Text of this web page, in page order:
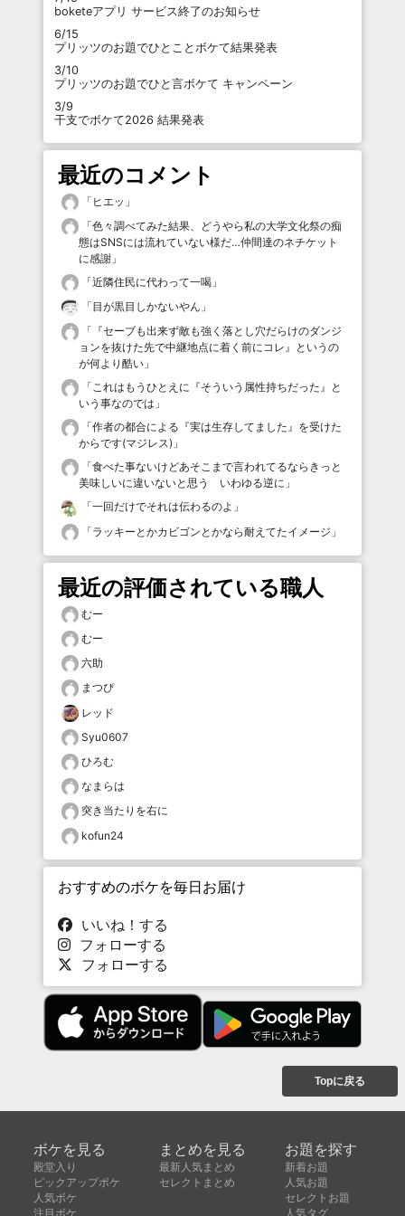
boketeアプリ サービス終了のお知らせ
6/15
プリッツのお題でひとことボケて結果発表
3/10
プリッツのお題でひと言ボケて キャンペーン
3/9
干支でボケて2026 結果発表
最近のコメント
「 ヒエッ 」
「色々調べてみた結果、どうやら私の大学文化祭の痴
態はSNSには流れていない様だ…仲間達のネチケット
に感謝 」
「近隣住民に代わって一喝 」
「目が黒目しかないやん 」
「 『セーブも出来ず敵も強く落とし穴だらけのダンジ
ョンを抜けた先で中継地点に着く前にコレ』というの
が何より酷い 」
「これはもうひとえに『そういう属性持ちだった』と
いう事なのでは 」
「作者の都合による『実は生存してました』を受けた
からです(マジレス) 」
「食べた事ないけどあそこまで言われてるならきっと
美味しいに違いないと思う いわゆる逆に 」
「一回だけでそれは伝わるのよ 」
「ラッキーとかカビゴンとかなら耐えてたイメージ 」
最近の評価されている職人
むー
むー
六助
まつぴ
レッド
Syu0607
ひろむ
なまらは
突き当たりを右に
kofun24
おすすめのボケを毎日お届け
いいね！する
フォローする
フォローする
Topに戻る
ボケを見る
殿堂入り
ピックアップボケ
人気ボケ
注目ボケ
まとめを見る
最新人気まとめ
セレクトまとめ
お題を探す
新着お題
人気お題
セレクトお題
人気タグ